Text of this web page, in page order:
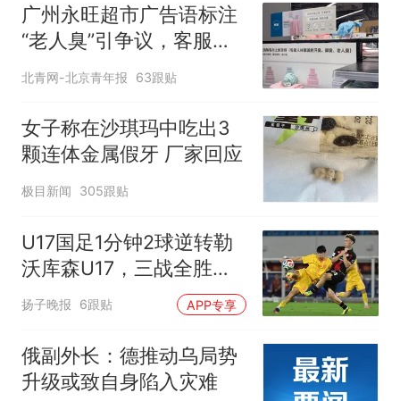
广州永旺超市广告语标注
“老人臭”引争议，客服回
应
北青网-北京青年报 63跟贴
女子称在沙琪玛中吃出3
颗连体金属假牙 厂家回应
极目新闻 305跟贴
U17国足1分钟2球逆转勒
沃库森U17，三战全胜！
赵松源替补登场传射建功
扬子晚报 6跟贴 APP专享
俄副外长：德推动乌局势
升级或致自身陷入灾难